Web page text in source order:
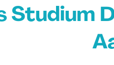
Studium